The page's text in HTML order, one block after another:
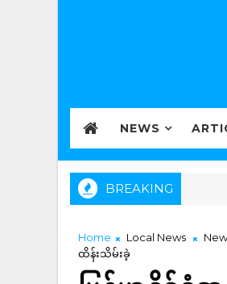
NEWS
BREAKING
Home Local News
ထိန်းသိမ်းခဲ့